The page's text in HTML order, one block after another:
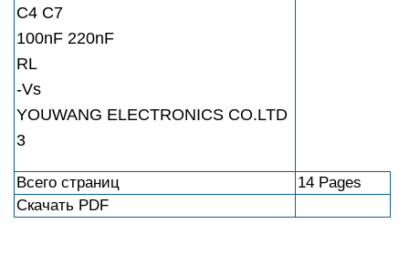
C4 C7
100nF 220nF
RL
-Vs
YOUWANG ELECTRONICS CO.LTD
3
Всего страниц
14 Pages
Скачать PDF